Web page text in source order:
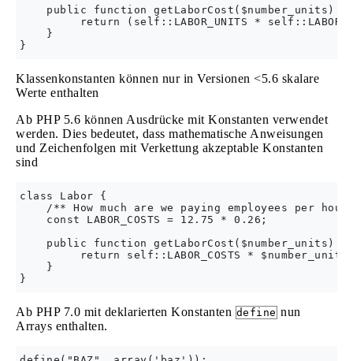
    public function getLaborCost($number_units) {
return (self::LABOR_UNITS *
    }
Klassenkonstanten können nur in Versionen <5.6 skalare
Werte enthalten
Ab PHP 5.6 können Ausdrücke mit Konstanten verwendet
werden. Dies bedeutet, dass mathematische Anweisungen
und Zeichenfolgen mit Verkettung akzeptable Konstanten
sind
class Labor {
/** How much are we paying employees per
    const LABOR_COSTS = 12.75 * 0.26;
    public function getLaborCost($number_units) {
return self::LABOR_COSTS *
    }
Ab PHP 7.0 mit deklarierten Konstanten define nun
Arrays enthalten.